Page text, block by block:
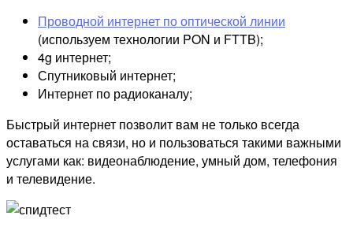
Проводной интернет по оптической линии
(используем технологии PON и FTTB);
4g интернет;
Спутниковый интернет;
Интернет по радиоканалу;
Быстрый интернет позволит вам не только всегда
оставаться на связи, но и пользоваться такими важными
услугами как: видеонаблюдение, умный дом, телефония
и телевидение.